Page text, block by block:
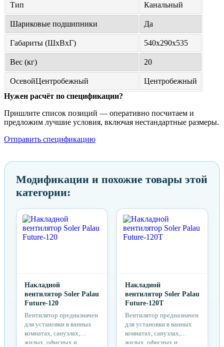
Тип Канальный
Шариковые подшипники Да
Габариты (ШхВхГ) 540х290х535
Вес (кг) 20
ОсевойЦентробежный
Центробежный
Нужен расчёт по спецификации?
Пришлите список позиций — оперативно посчитаем и
предложим лучшие условия, включая нестандартные размеры.
Отправить спецификацию
Модификации и похожие товары этой
категории:
Накладной
вентилятор Soler Palau
Future-120
Вентилятор предназначен
для установки в ванных
комнатах, санузлах,
жилых, офисных и
Накладной
вентилятор Soler Palau
Future-120T
Вентилятор предназначен
для установки в ванных
комнатах, санузлах,
жилых, офисных и